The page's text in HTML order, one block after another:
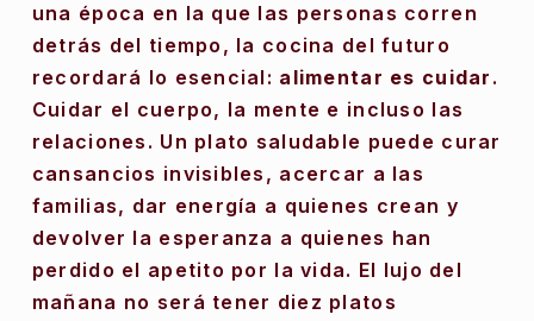
una época en la que las personas corren
detrás del tiempo, la cocina del futuro
recordará lo esencial: alimentar es cuidar .
Cuidar el cuerpo, la mente e incluso las
relaciones. Un plato saludable puede curar
cansancios invisibles, acercar a las
familias, dar energía a quienes crean y
devolver la esperanza a quienes han
perdido el apetito por la vida. El lujo del
mañana no será tener diez platos